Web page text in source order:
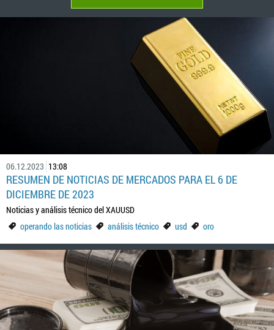
06.12.2023 13:08
RESUMEN DE NOTICIAS DE MERCADOS PARA EL 6 DE
DICIEMBRE DE 2023
Noticias y análisis técnico del XAUUSD
operando las noticias
análisis técnico usd oro